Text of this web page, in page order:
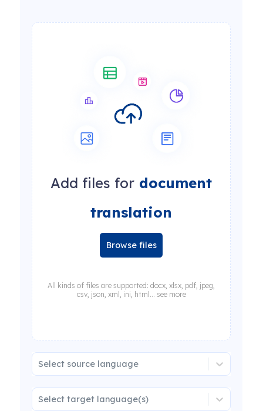
Add files for document
translation
Browse files
All kinds of files are supported: docx, xlsx, pdf, jpeg,
csv, json, xml, ini, html... see more
Select source language
Select target language(s)